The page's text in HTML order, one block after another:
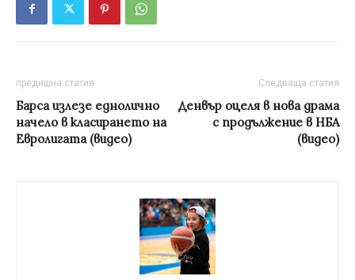
предишна статия
Барса излезе еднолично
начело в класирането на
Евролигата (видео)
Следваща статия
Денвър оцеля в нова драма
с продължение в НБА
(видео)